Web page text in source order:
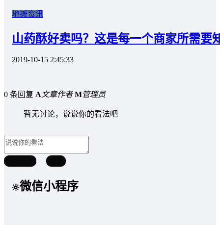
地摊资讯
山药酥好卖吗？这是每一个商家所需要
2019-10-15 2:45:33
0 条回复 A文章作者 M管理员
暂无讨论，说说你的看法吧
微信小程序